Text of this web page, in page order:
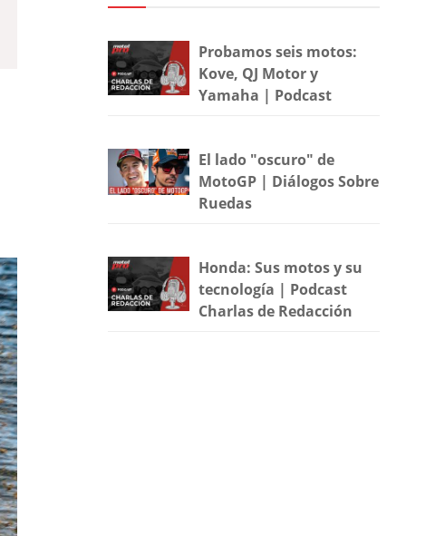
Probamos seis motos:
Kove, QJ Motor y
Yamaha | Podcast
El lado "oscuro" de
MotoGP | Diálogos Sobre
Ruedas
Honda: Sus motos y su
tecnología | Podcast
Charlas de Redacción